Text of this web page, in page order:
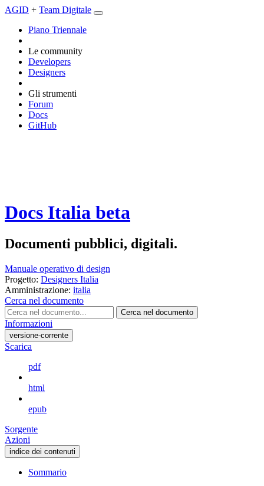
AGID + Team Digitale
Piano Triennale
Le community
Developers
Designers
Gli strumenti
Forum
Docs
GitHub
Docs Italia beta
Documenti pubblici, digitali.
Manuale operativo di design
Progetto: Designers Italia
Amministrazione: italia
Cerca nel documento
Cerca nel documento
Informazioni
versione-corrente
Scarica
pdf
html
epub
Sorgente
Azioni
indice dei contenuti
Sommario